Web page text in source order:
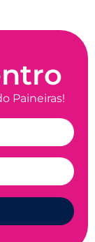
Paineiras!